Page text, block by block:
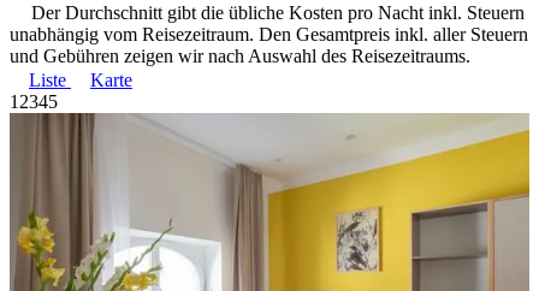
Der Durchschnitt gibt die übliche Kosten pro Nacht inkl. Steuern
unabhängig vom Reisezeitraum. Den Gesamtpreis inkl. aller Steuern
und Gebühren zeigen wir nach Auswahl des Reisezeitraums.
Liste
Karte
1 2345